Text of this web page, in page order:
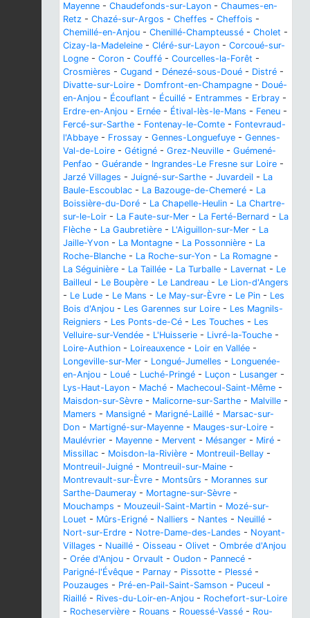
Mayenne - Chaudefonds-sur-Layon - Chaumes-en-
Retz - Chazé-sur-Argos - Cheffes - Cheffois -
Chemillé-en-Anjou - Chenillé-Champteussé - Cholet -
Cizay-la-Madeleine - Cléré-sur-Layon - Corcoué-sur-
Logne - Coron - Couffé - Courcelles-la-Forêt -
Crosmières - Cugand - Dénezé-sous-Doué - Distré -
Divatte-sur-Loire - Domfront-en-Champagne - Doué-
en-Anjou - Écouflant - Écuillé - Entrammes - Erbray -
Erdre-en-Anjou - Ernée - Étival-lès-le-Mans - Feneu -
Fercé-sur-Sarthe - Fontenay-le-Comte - Fontevraud-
l'Abbaye - Frossay - Gennes-Longuefuye - Gennes-
Val-de-Loire - Gétigné - Grez-Neuville - Guémené-
Penfao - Guérande - Ingrandes-Le Fresne sur Loire -
Jarzé Villages - Juigné-sur-Sarthe - Juvardeil - La
Baule-Escoublac - La Bazouge-de-Chemeré - La
Boissière-du-Doré - La Chapelle-Heulin - La Chartre-
sur-le-Loir - La Faute-sur-Mer - La Ferté-Bernard - La
Flèche - La Gaubretière - L'Aiguillon-sur-Mer - La
Jaille-Yvon - La Montagne - La Possonnière - La
Roche-Blanche - La Roche-sur-Yon - La Romagne -
La Séguinière - La Taillée - La Turballe - Lavernat - Le
Bailleul - Le Boupère - Le Landreau - Le Lion-d'Angers
- Le Lude - Le Mans - Le May-sur-Èvre - Le Pin - Les
Bois d'Anjou - Les Garennes sur Loire - Les Magnils-
Reigniers - Les Ponts-de-Cé - Les Touches - Les
Velluire-sur-Vendée - L'Huisserie - Livré-la-Touche -
Loire-Authion - Loireauxence - Loir en Vallée -
Longeville-sur-Mer - Longué-Jumelles - Longuenée-
en-Anjou - Loué - Luché-Pringé - Luçon - Lusanger -
Lys-Haut-Layon - Maché - Machecoul-Saint-Même -
Maisdon-sur-Sèvre - Malicorne-sur-Sarthe - Malville -
Mamers - Mansigné - Marigné-Laillé - Marsac-sur-
Don - Martigné-sur-Mayenne - Mauges-sur-Loire -
Maulévrier - Mayenne - Mervent - Mésanger - Miré -
Missillac - Moisdon-la-Rivière - Montreuil-Bellay -
Montreuil-Juigné - Montreuil-sur-Maine -
Montrevault-sur-Èvre - Montsûrs - Morannes sur
Sarthe-Daumeray - Mortagne-sur-Sèvre -
Mouchamps - Mouzeuil-Saint-Martin - Mozé-sur-
Louet - Mûrs-Erigné - Nalliers - Nantes - Neuillé -
Nort-sur-Erdre - Notre-Dame-des-Landes - Noyant-
Villages - Nuaillé - Oisseau - Olivet - Ombrée d'Anjou
- Orée d'Anjou - Orvault - Oudon - Pannecé -
Parigné-l'Évêque - Parnay - Pissotte - Plessé -
Pouzauges - Pré-en-Pail-Saint-Samson - Puceul -
Riaillé - Rives-du-Loir-en-Anjou - Rochefort-sur-Loire
- Rocheservière - Rouans - Rouessé-Vassé - Rou-